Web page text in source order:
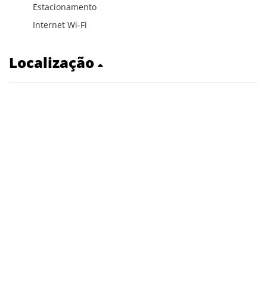
Estacionamento
Internet Wi-Fi
Localização